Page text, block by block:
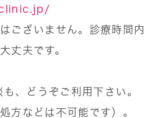
ございません。診療時間内
丈夫です。
、どうぞご利用下さい。
方などは不可能です）。